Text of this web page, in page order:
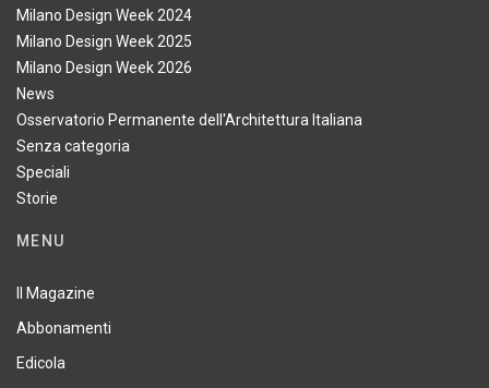
Milano Design Week 2024
Milano Design Week 2025
Milano Design Week 2026
News
Osservatorio Permanente dell'Architettura Italiana
Senza categoria
Speciali
Storie
MENU
Il Magazine
Abbonamenti
Edicola